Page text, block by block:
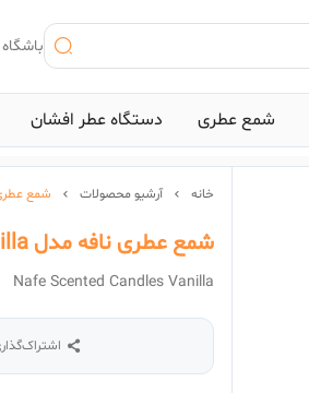
شمع عطری دستگاه عطر افشان
#اینوکتوس پاکورابان #بلک افغان
خانه آرشیو محصولات شمع
شمع عطری نافه مدل Vanilla
Nafe Scented Candles Vanilla